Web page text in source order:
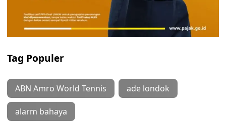
Tag Populer
ABN Amro World Tennis ade londok
alarm bahaya